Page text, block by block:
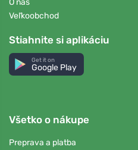
O nás
Veľkoobchod
Stiahnite si aplikáciu
Get it on
Google Play
Všetko o nákupe
Preprava a platba